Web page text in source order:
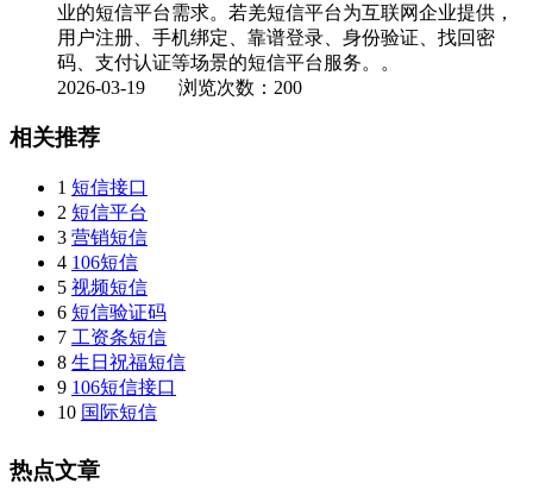
业的短信平台需求。若羌短信平台为互联网企业提供，
用户注册、手机绑定、靠谱登录、身份验证、找回密
码、支付认证等场景的短信平台服务。。
2026-03-19 浏览次数：200
相关推荐
1 短信接口
2 短信平台
3 营销短信
4 106短信
5 视频短信
6 短信验证码
7 工资条短信
8 生日祝福短信
9 106短信接口
10 国际短信
热点文章